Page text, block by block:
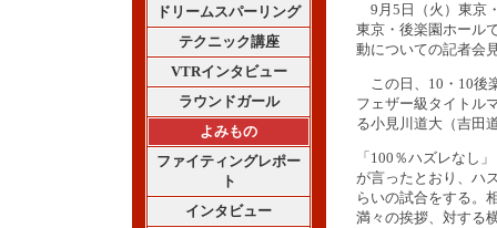
ドリームスパーリング
テクニック講座
VTRインタビュー
ラウンドガール
よみもの
ファイティングレポー
ト
インタビュー
9月5日（火）東京
東京・後楽園ホール
動についての記者会
この日、10・10後
フェザー級タイトル
る小見川道大（吉田
「100％ハズレなし
が言ったとおり、ハ
らいの試合をする。
満々の挨拶、対する